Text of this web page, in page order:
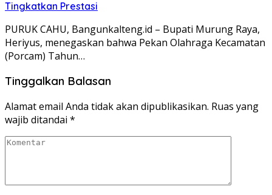
Tingkatkan Prestasi
PURUK CAHU, Bangunkalteng.id – Bupati Murung Raya,
Heriyus, menegaskan bahwa Pekan Olahraga Kecamatan
(Porcam) Tahun…
Tinggalkan Balasan
Alamat email Anda tidak akan dipublikasikan. Ruas yang
wajib ditandai *